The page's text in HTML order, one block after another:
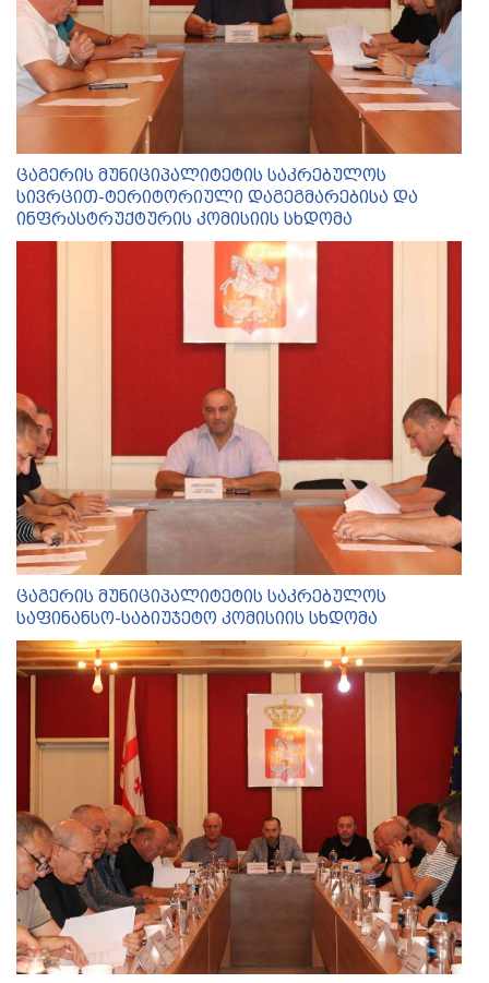
ცაგერის მუნიციპალიტეტის საკრებულოს
სივრცით-ტერიტორიული დაგეგმარებისა და
ინფრასტრუქტურის კომისიის სხდომა
ცაგერის მუნიციპალიტეტის საკრებულოს
საფინანსო-საბიუჯეტო კომისიის სხდომა